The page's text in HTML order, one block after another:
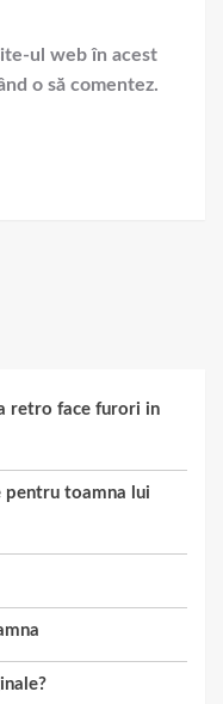
ul web în acest
o să comentez.
retro face furori in
pentru toamna lui